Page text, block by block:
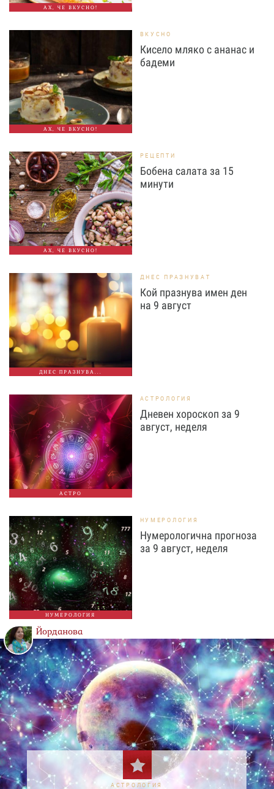
АХ, ЧЕ ВКУСНО!
АХ, ЧЕ ВКУСНО!
ВКУСНО
Кисело мляко с ананас и
бадеми
АХ, ЧЕ ВКУСНО!
РЕЦЕПТИ
Бобена салата за 15
минути
ДНЕС ПРАЗНУВА...
ДНЕС ПРАЗНУВАТ
Кой празнува имен ден
на 9 август
АСТРО
АСТРОЛОГИЯ
Дневен хороскоп за 9
август, неделя
НУМЕРОЛОГИЯ
НУМЕРОЛОГИЯ
Нумерологична прогноза
за 9 август, неделя
Йорданова
АСТРОЛОГИЯ